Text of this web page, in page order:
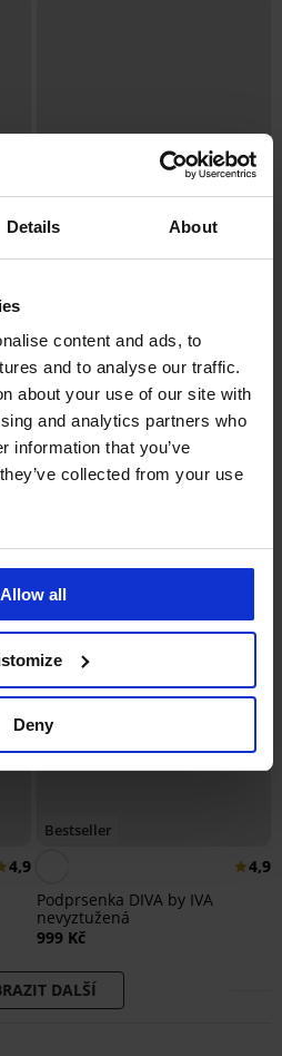
Details About
content and ads, to
and to analyse our traffic.
about your use of our site with
and analytics partners who
information that you’ve
collected from your use
Allow all
Deny
5
Podprsenka Spacer Flexicup
Dotted Mesh II
999 Kč
799 Kč
BRA20
4,9
Bestseller
4,9
Podprsenka DIVA by IVA
nevyztužená
999 Kč
DALŠÍ